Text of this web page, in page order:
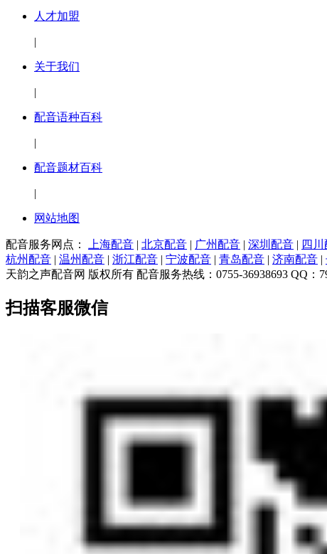
人才加盟
|
关于我们
|
配音语种百科
|
配音题材百科
|
网站地图
配音服务网点： 上海配音 | 北京配音 | 广州配音 | 深圳配音 | 四
杭州配音 | 温州配音 | 浙江配音 | 宁波配音 | 青岛配音 | 济南配音 |
天韵之声配音网 版权所有 配音服务热线：0755-36938693 QQ：
扫描客服微信